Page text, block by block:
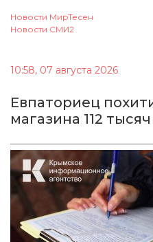
Новости МирТесен
Новости СМИ2
10:58, 07 августа 2026
Евпаториец
магазина 112